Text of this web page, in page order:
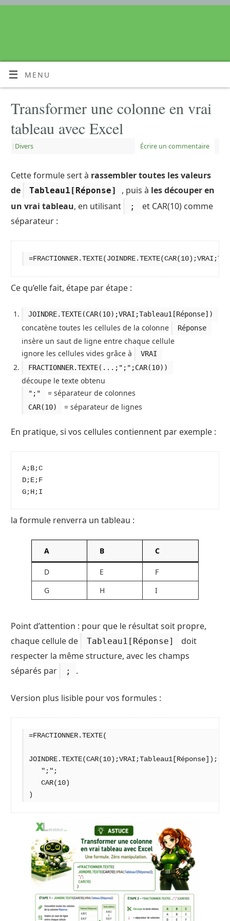
MENU
Transformer une colonne en vrai
tableau avec Excel
| Divers Écrire un commentaire
Cette formule sert à rassembler toutes les valeurs
de
Tableau1[Réponse] , puis à les découper en
un vrai tableau, en utilisant ;
et CAR(10) comme
séparateur :
Ce qu’elle fait, étape par étape :
JOINDRE.TEXTE(CAR(10);VRAI;Tableau1[Réponse])
concatène toutes les cellules de la colonne Réponse
insère un saut de ligne entre chaque cellule
ignore les cellules vides grâce à
VRAI
FRACTIONNER.TEXTE(...;";";CAR(10))
découpe le texte obtenu
";" = séparateur de colonnes
CAR(10) = séparateur de lignes
En pratique, si vos cellules contiennent par exemple :
A;B;C
D;E;F
G;H;I
la formule renverra un tableau :
A B C
D E
F
G
H I
Point d’attention : pour que le résultat soit propre,
chaque cellule de
Tableau1[Réponse]
doit
respecter la même structure, avec les champs
séparés par
; .
Version plus lisible pour vos formules :
=FRACTIONNER.TEXTE(
JOINDRE.TEXTE(CAR(10);VRAI;Tableau1[Réponse]);
   ";";
   CAR(10)
)